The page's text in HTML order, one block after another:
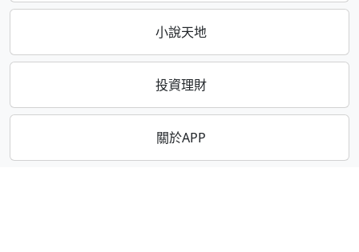
小說天地
投資理財
關於APP